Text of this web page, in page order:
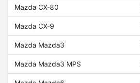
Mazda CX-80
Mazda CX-9
Mazda Mazda3
Mazda Mazda3 MPS